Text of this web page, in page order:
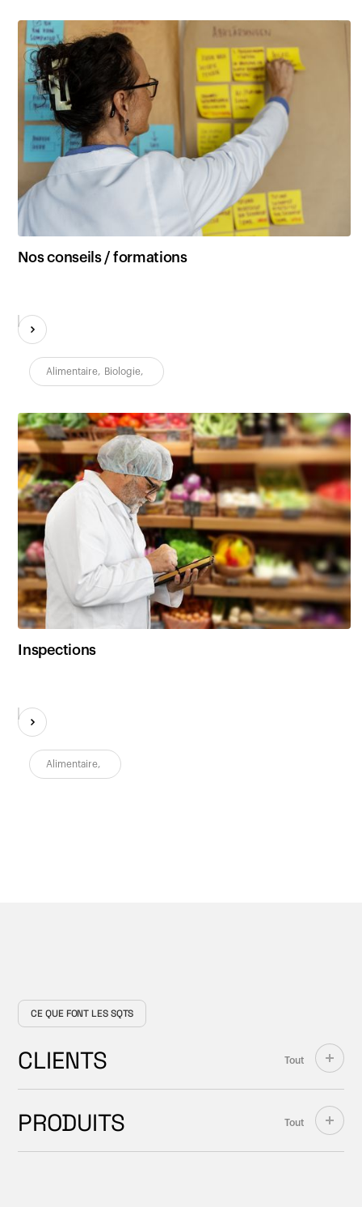
Nos conseils / formations
Alimentaire, Biologie,
Inspections
Alimentaire,
CE QUE FONT LES SQTS
CLIENTS Tout
PRODUITS Tout